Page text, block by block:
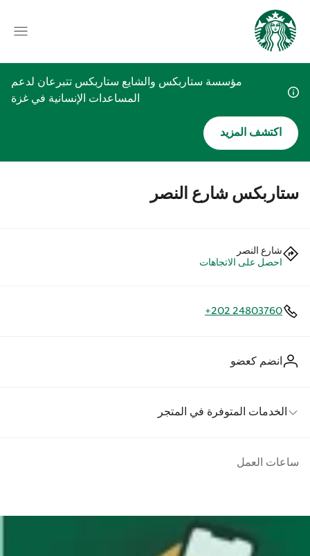
مؤسسة ستاربكس والشايع ستاربكس تتبرعان لدعم
المساعدات الإنسانية في غزة
اكتشف المزيد
ستاربكس شارع النصر
شارع النصر
احصل على الاتجاهات
+202 24803760
انضم كعضو
الخدمات المتوفرة في المتجر
ساعات العمل